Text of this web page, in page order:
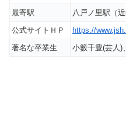
最寄駅
八戸ノ里駅（近
公式サイトＨＰ
https://
著名な卒業生
小籔千豊(芸人)